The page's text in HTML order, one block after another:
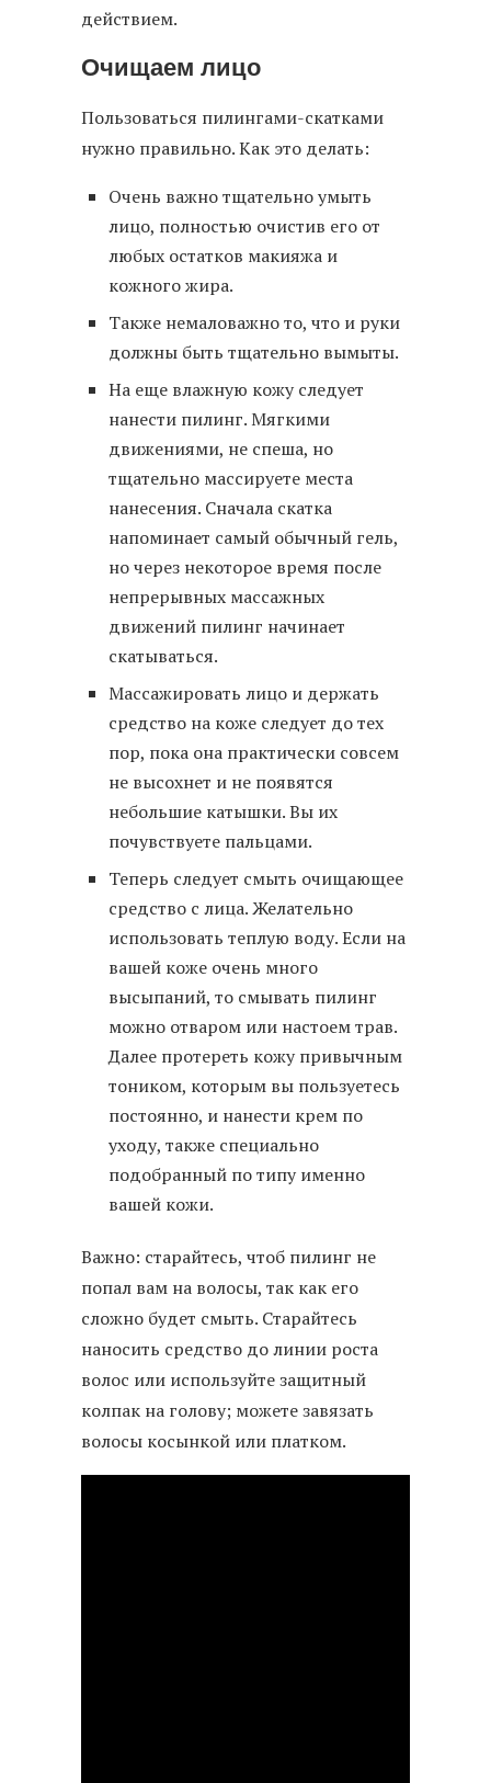
действием.
Очищаем лицо
Пользоваться пилингами-скатками
нужно правильно. Как это делать:
Очень важно тщательно умыть
лицо, полностью очистив его от
любых остатков макияжа и
кожного жира.
Также немаловажно то, что и руки
должны быть тщательно вымыты.
На еще влажную кожу следует
нанести пилинг. Мягкими
движениями, не спеша, но
тщательно массируете места
нанесения. Сначала скатка
напоминает самый обычный гель,
но через некоторое время после
непрерывных массажных
движений пилинг начинает
скатываться.
Массажировать лицо и держать
средство на коже следует до тех
пор, пока она практически совсем
не высохнет и не появятся
небольшие катышки. Вы их
почувствуете пальцами.
Теперь следует смыть очищающее
средство с лица. Желательно
использовать теплую воду. Если на
вашей коже очень много
высыпаний, то смывать пилинг
можно отваром или настоем трав.
Далее протереть кожу привычным
тоником, которым вы пользуетесь
постоянно, и нанести крем по
уходу, также специально
подобранный по типу именно
вашей кожи.
Важно: старайтесь, чтоб пилинг не
попал вам на волосы, так как его
сложно будет смыть. Старайтесь
наносить средство до линии роста
волос или используйте защитный
колпак на голову; можете завязать
волосы косынкой или платком.